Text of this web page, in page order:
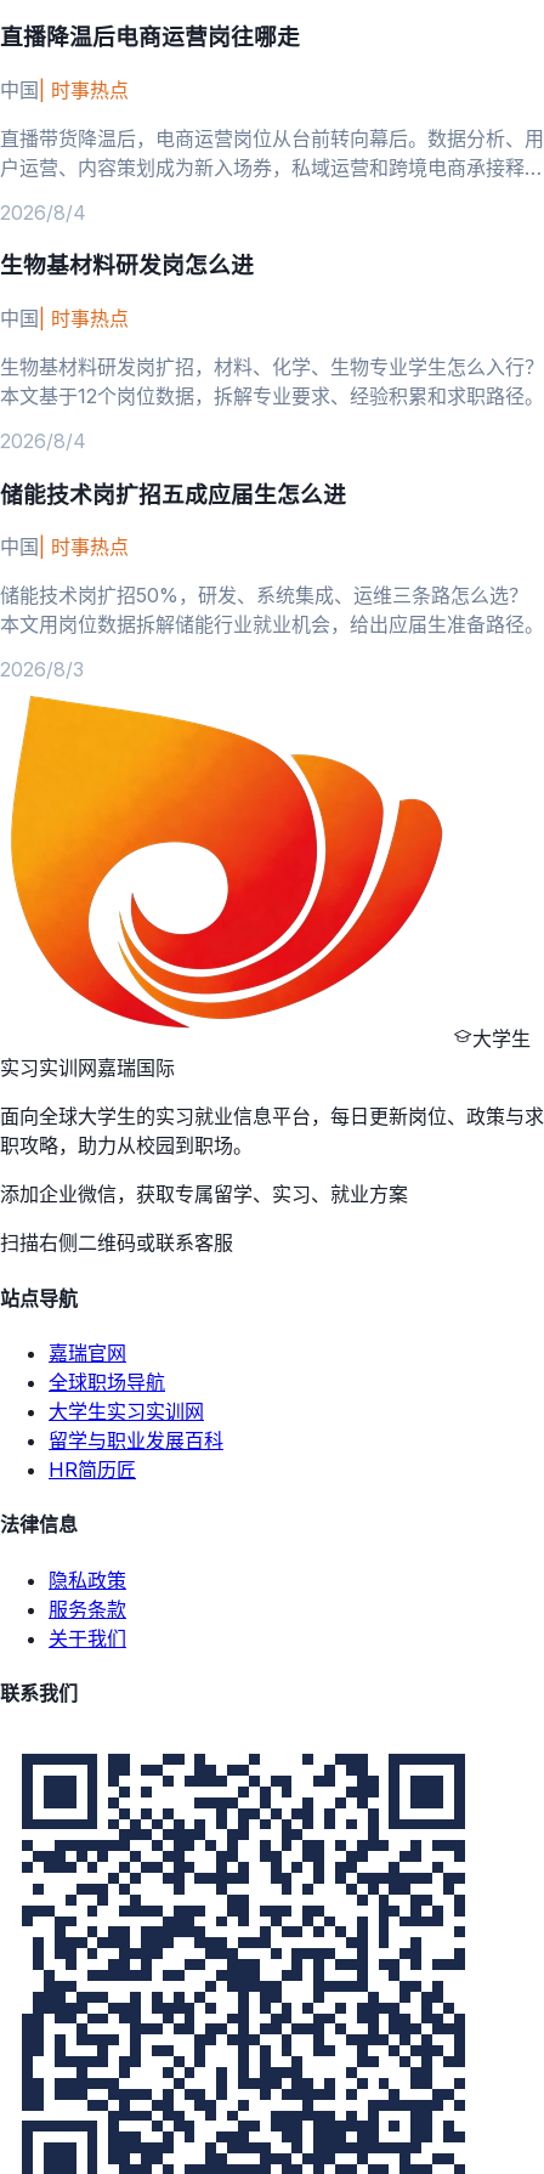
直播降温后电商运营岗往哪走
中国 时事热点
直播带货降温后，电商运营岗位从台前转向幕后。数据分析、用
户运营、内容策划成为新入场券，私域运营和跨境电商承接释放
2026/8/4
生物基材料研发岗怎么进
中国
时事热点
生物基材料研发岗扩招，材料、化学、生物专业学生怎么入行？
本文基于12个岗位数据，拆解专业要求、经验积累和求职路径。
2026/8/4
储能技术岗扩招五成应届生怎么进
中国
时事热点
储能技术岗扩招50%，研发、系统集成、运维三条路怎么选？
本文用岗位数据拆解储能行业就业机会，给出应届生准备路径。
2026/8/3
大学生
实习实训网嘉瑞国际
面向全球大学生的实习就业信息平台，每日更新岗位、政策与求
职攻略，助力从校园到职场。
添加企业微信，获取专属留学、实习、就业方案
扫描右侧二维码或联系客服
站点导航
嘉瑞官网
全球职场导航
大学生实习实训网
留学与职业发展百科
HR简历匠
法律信息
隐私政策
服务条款
关于我们
联系我们